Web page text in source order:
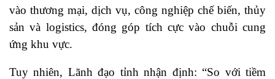
vào thương mại, dịch vụ, công nghiệp chế biến, thủy
sản và logistics, đóng góp tích cực vào chuỗi cung
ứng khu vực.
Tuy nhiên, Lãnh đạo tỉnh nhận định: “So với tiềm